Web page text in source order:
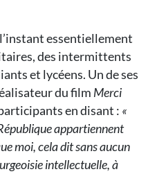
essentiellement
des intermittents
et lycéens. Un de ses
du film Merci
en disant : «
appartiennent
moi, cela dit sans aucun
intellectuelle, à